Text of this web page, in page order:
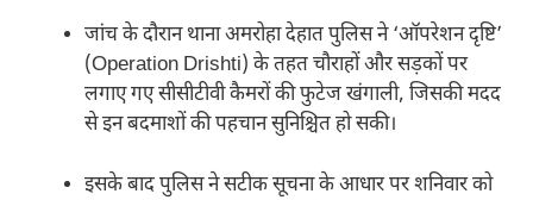
जांच के दौरान थाना अमरोहा देहात पुलिस ने ‘ऑपरेशन दृष्टि’
(Operation Drishti) के तहत चौराहों और सड़कों पर
लगाए गए सीसीटीवी कैमरों की फुटेज खंगाली, जिसकी मदद
से इन बदमाशों की पहचान सुनिश्चित हो सकी।
इसके बाद पुलिस ने सटीक सूचना के आधार पर शनिवार को